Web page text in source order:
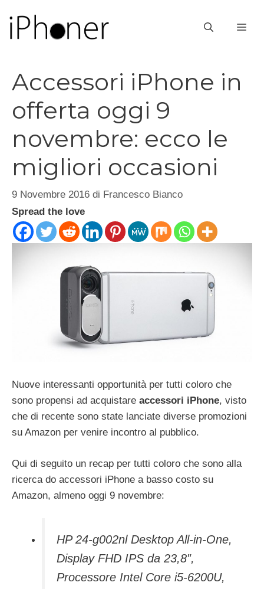
contenuto
Accessori iPhone in
offerta oggi 9
novembre: ecco le
migliori occasioni
9 Novembre 2016 di Francesco Bianco
Spread the love
Nuove interessanti opportunità per tutti coloro che
sono propensi ad acquistare accessori iPhone, visto
che di recente sono state lanciate diverse promozioni
su Amazon per venire incontro al pubblico.
Qui di seguito un recap per tutti coloro che sono alla
ricerca do accessori iPhone a basso costo su
Amazon, almeno oggi 9 novembre:
HP 24-g002nl Desktop All-in-One,
Display FHD IPS da 23,8″,
Processore Intel Core i5-6200U,